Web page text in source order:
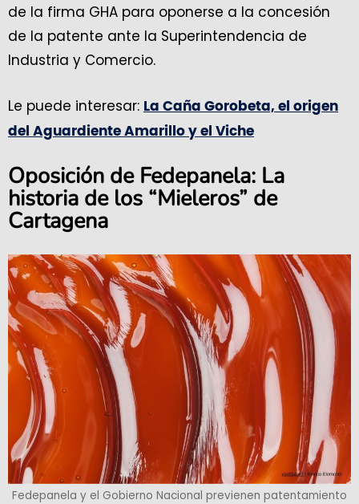
de la firma GHA para oponerse a la concesión
de la patente ante la Superintendencia de
Industria y Comercio.
Le puede interesar: La Caña Gorobeta, el origen
del Aguardiente Amarillo y el Viche
Oposición de Fedepanela: La
historia de los “Mieleros” de
Cartagena
Fedepanela y el Gobierno Nacional previenen patentamiento